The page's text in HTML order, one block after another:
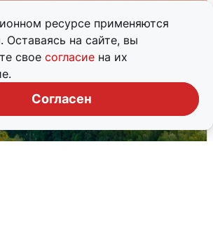
ресурсе применяются
на сайте, вы
свое согласие на их
Согласен